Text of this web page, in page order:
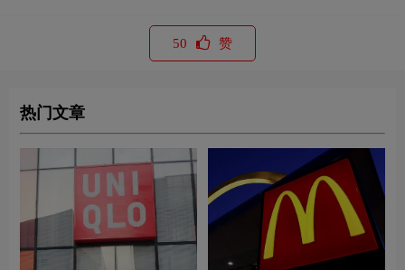
50 赞
热门文章